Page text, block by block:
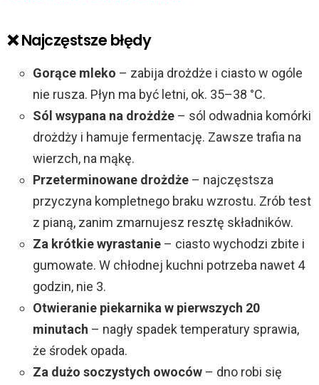
❌ Najczęstsze błędy
Gorące mleko – zabija drożdże i ciasto w ogóle
nie rusza. Płyn ma być letni, ok. 35–38 °C.
Sól wsypana na drożdże – sól odwadnia komórki
drożdży i hamuje fermentację. Zawsze trafia na
wierzch, na mąkę.
Przeterminowane drożdże – najczęstsza
przyczyna kompletnego braku wzrostu. Zrób test
z pianą, zanim zmarnujesz resztę składników.
Za krótkie wyrastanie – ciasto wychodzi zbite i
gumowate. W chłodnej kuchni potrzeba nawet 4
godzin, nie 3.
Otwieranie piekarnika w pierwszych 20
minutach – nagły spadek temperatury sprawia,
że środek opada.
Za dużo soczystych owoców – dno robi się